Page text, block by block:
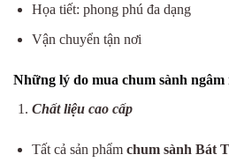
Họa tiết: phong phú đa dạng
Vận chuyển tận nơi
Những lý do mua chum sành
Chất liệu cao cấp
Tất cả sản phẩm chum sành Bát